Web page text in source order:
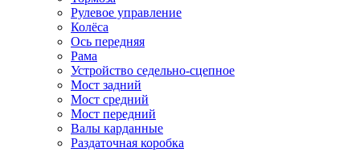
Рулевое управление
Колёса
Ось передняя
Рама
Устройство седельно-сцепное
Мост задний
Мост средний
Мост передний
Валы карданные
Раздаточная коробка